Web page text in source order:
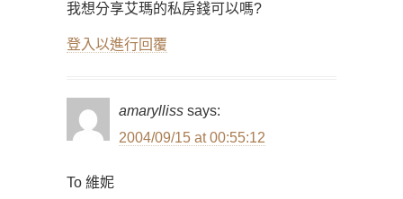
我想分享艾瑪的私房錢可以嗎?
登入以進行回覆
amarylliss says:
2004/09/15 at 00:55:12
To 維妮